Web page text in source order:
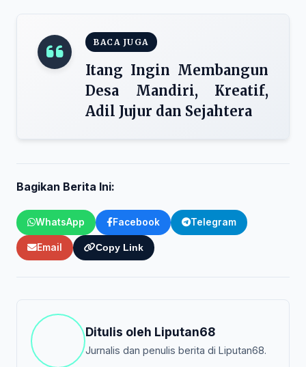
BACA JUGA
Itang Ingin Membangun
Desa Mandiri, Kreatif,
Adil Jujur dan Sejahtera
Bagikan Berita Ini:
WhatsApp Facebook Telegram
Email Copy Link
Ditulis oleh Liputan68
Jurnalis dan penulis berita di Liputan68.